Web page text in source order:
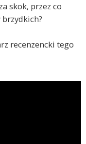
skok, przez co
brzydkich?
recenzencki tego